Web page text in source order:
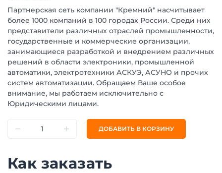
Партнерская сеть компании "Кремний" насчитывает
более 1000 компаний в 100 городах России. Среди них
представители различных отраслей промышленности,
государственные и коммерческие организации,
занимающиеся разработкой и внедрением различных
решений в области электроники, промышленной
автоматики, электротехники АСКУЭ, АСУНО и прочих
систем автоматизации. Обращаем Ваше особое
внимание, мы работаем исключительно с
Юридическими лицами.
ДОБАВИТЬ В КОРЗИНУ
Как заказать